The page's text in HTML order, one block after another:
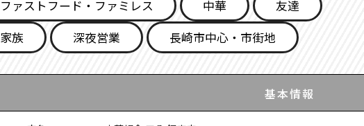
ファストフード・ファミレス
中華
友達
家族
深夜営業 長崎市中心・市街地
基本情報